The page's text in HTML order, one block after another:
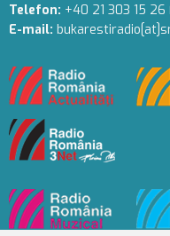
Telefon: +40 21 303 15
E-mail: